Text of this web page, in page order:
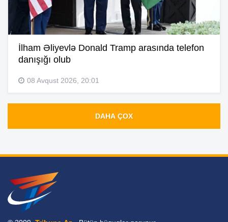
İlham Əliyevlə Donald Tramp arasında telefon
danışığı olub
08 Avqust 2026, 20:01
DAHA ÇOX